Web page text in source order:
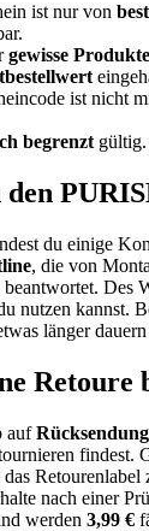
ist nur von
gewisse Produkte
ist nicht
begrenzt gültig.
du einige
, die von
Des
nutzen kannst.
länger
Retoure
auf
findest.
Retourenlabel
nach einer
werden 3,99 €